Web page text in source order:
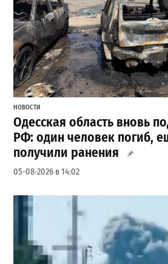
НОВОСТИ
Одесская область вновь
РФ: один человек погиб,
получили ранения
05-08-2026 в 14:02